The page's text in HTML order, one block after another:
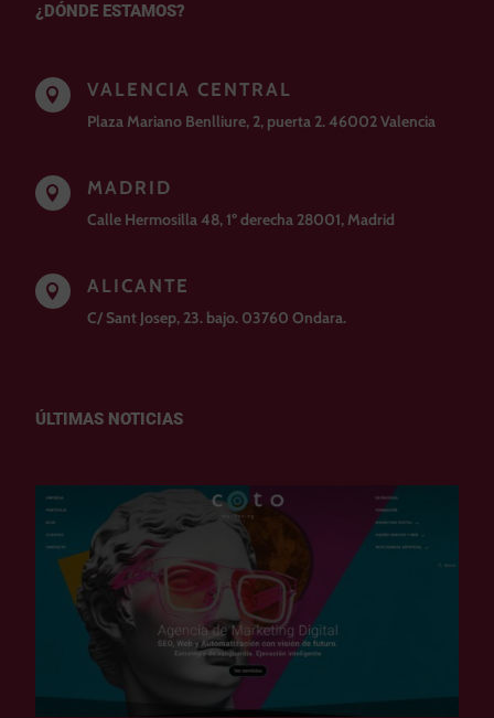
¿DÓNDE ESTAMOS?
 VALENCIA CENTRAL
Plaza Mariano Benlliure, 2, puerta 2. 46002 Valencia
 MADRID
Calle Hermosilla 48, 1º derecha 28001, Madrid
 ALICANTE
C/ Sant Josep, 23. bajo. 03760 Ondara.
ÚLTIMAS NOTICIAS